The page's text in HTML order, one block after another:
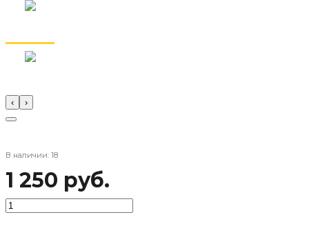
‹ ›
В наличии: 18
1 250 руб.